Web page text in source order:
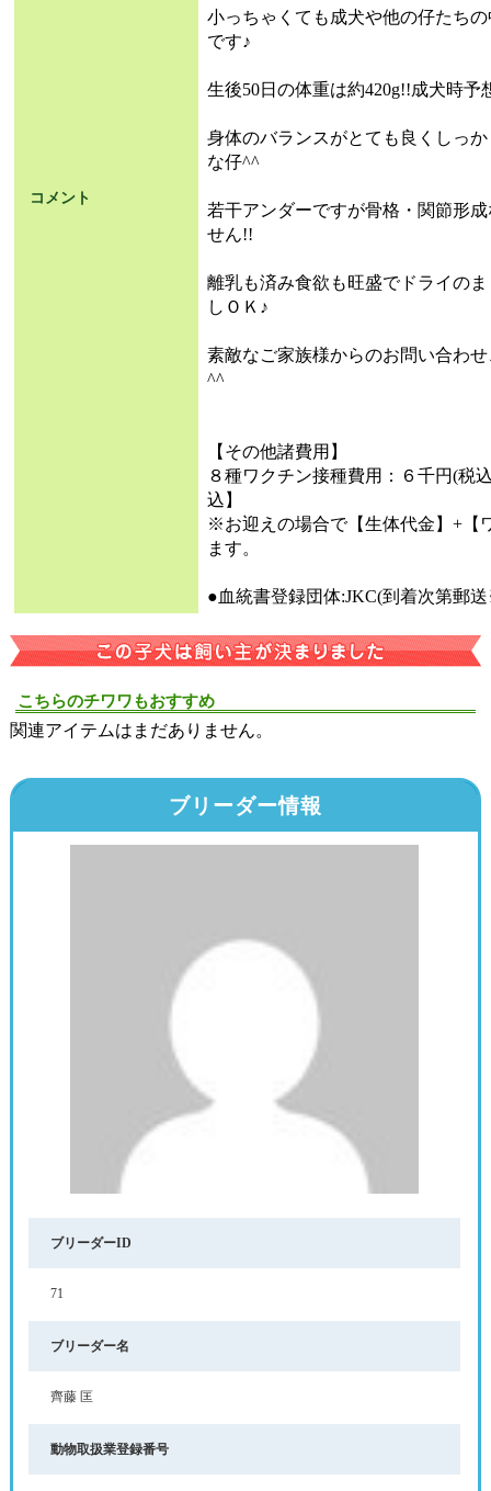
コメント
小っちゃくても成犬や他の仔たち
です♪
生後50日の体重は約420g!!成犬時
身体のバランスがとても良くしっ
な仔^^
若干アンダーですが骨格・関節形
せん!!
離乳も済み食欲も旺盛でドライの
しＯＫ♪
素敵なご家族様からのお問い合わ
^^
【その他諸費用】
８種ワクチン接種費用：６千円(税
込】
※お迎えの場合で【生体代金】+【
ます。
●血統書登録団体:JKC(到着次第郵
こちらのチワワもおすすめ
関連アイテムはまだありません。
ブリーダー情報
ブリーダーID
71
ブリーダー名
齊藤 匡
動物取扱業登録番号